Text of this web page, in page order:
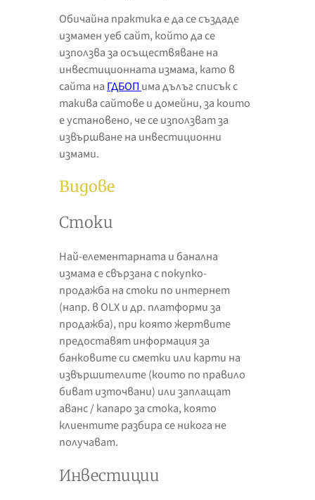
Обичайна практика е да се създаде
измамен уеб сайт, който да се
използва за осъществяване на
инвестиционната измама, като в
сайта на ГДБОП има дълъг списък с
такива сайтове и домейни, за които
е установено, че се използват за
извършване на инвестиционни
измами.
Видове
Стоки
Най-елементарната и банална
измама е свързана с покупко-
продажба на стоки по интернет
(напр. в OLX и др. платформи за
продажба), при която жертвите
предоставят информация за
банковите си сметки или карти на
извършителите (които по правило
биват източвани) или заплащат
аванс / капаро за стока, която
клиентите разбира се никога не
получават.
Инвестиции